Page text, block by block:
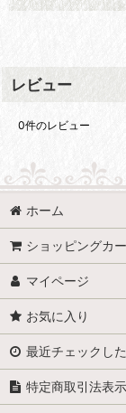
レビュー
0件のレビュー
ホーム
ショッピングカ
マイページ
お気に入り
最近チェックし
特定商取引法表示